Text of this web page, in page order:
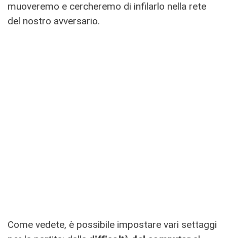
muoveremo e cercheremo di infilarlo nella rete
del nostro avversario.
Come vedete, è possibile impostare vari settaggi